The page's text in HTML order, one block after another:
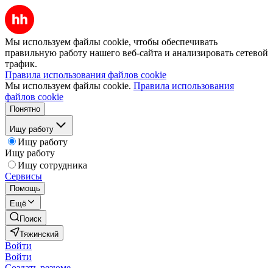
Мы используем файлы cookie, чтобы обеспечивать
правильную работу нашего веб-сайта и анализировать сетевой
трафик.
Правила использования файлов cookie
Мы используем файлы cookie. Правила использования
файлов cookie
Понятно
Ищу работу
Ищу работу
Ищу работу
Ищу сотрудника
Сервисы
Помощь
Ещё
Поиск
Тяжинский
Войти
Войти